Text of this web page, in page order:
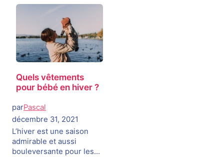
Quels vêtements
pour bébé en hiver ?
parPascal
décembre 31, 2021
L’hiver est une saison
admirable et aussi
bouleversante pour les…